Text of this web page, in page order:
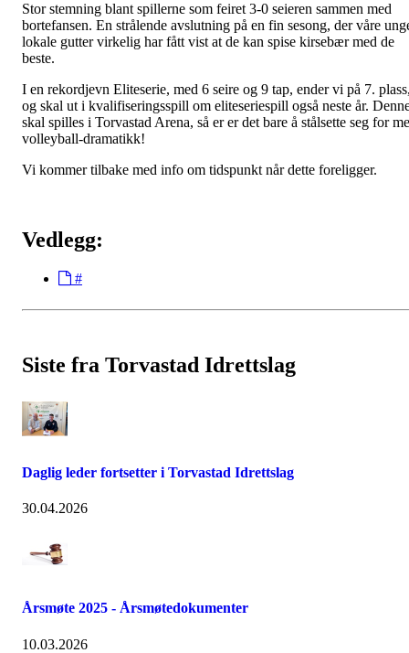
Stor stemning blant spillerne som feiret 3-0 seieren sammen med
bortefansen. En strålende avslutning på en fin sesong, der våre
lokale gutter virkelig har fått vist at de kan spise kirsebær med de
beste.
I en rekordjevn Eliteserie, med 6 seire og 9 tap, ender vi på 7.
og skal ut i kvalifiseringsspill om eliteseriespill også neste år.
skal spilles i Torvastad Arena, så er er det bare å stålsette seg for
volleyball-dramatikk!
Vi kommer tilbake med info om tidspunkt når dette foreligger.
Vedlegg:
#
Siste fra Torvastad Idrettslag
Daglig leder fortsetter i Torvastad Idrettslag
30.04.2026
Årsmøte 2025 - Årsmøtedokumenter
10.03.2026